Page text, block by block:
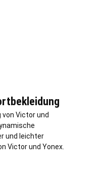
von Victor und
und leichter
Victor und Yonex.